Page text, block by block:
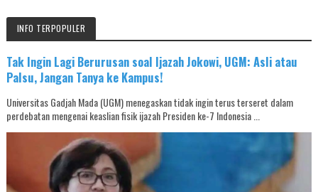
INFO TERPOPULER
Tak Ingin Lagi Berurusan soal Ijazah Jokowi, UGM: Asli atau
Palsu, Jangan Tanya ke Kampus!
Universitas Gadjah Mada (UGM) menegaskan tidak ingin terus terseret dalam
perdebatan mengenai keaslian fisik ijazah Presiden ke-7 Indonesia ...